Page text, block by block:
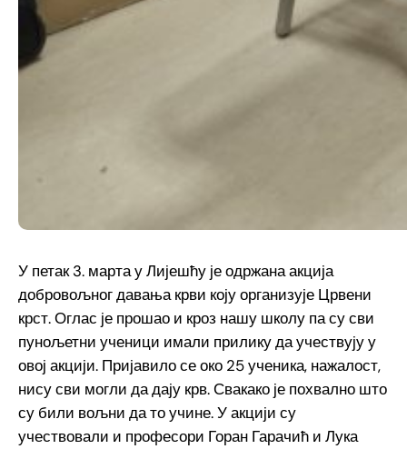
У петак 3. марта у Лијешћу је одржана акција
добровољног давања крви коју организује Црвени
крст. Оглас је прошао и кроз нашу школу па су сви
пунољетни ученици имали прилику да учествују у
овој акцији. Пријавило се око 25 ученика, нажалост,
нису сви могли да дају крв. Свакако је похвално што
су били вољни да то учине. У акцији су
учествовали и професори Горан Гарачић и Лука